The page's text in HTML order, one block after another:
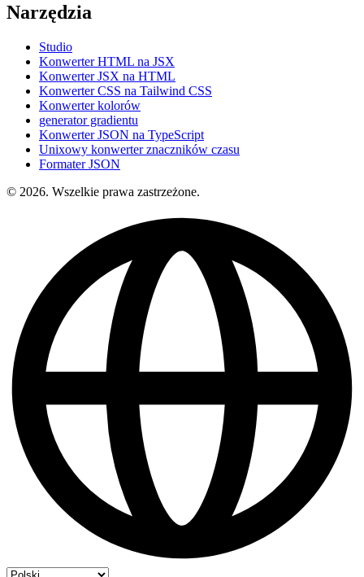
Narzędzia
Studio
Konwerter HTML na JSX
Konwerter JSX na HTML
Konwerter CSS na Tailwind CSS
Konwerter kolorów
generator gradientu
Konwerter JSON na TypeScript
Unixowy konwerter znaczników czasu
Formater JSON
© 2026. Wszelkie prawa zastrzeżone.